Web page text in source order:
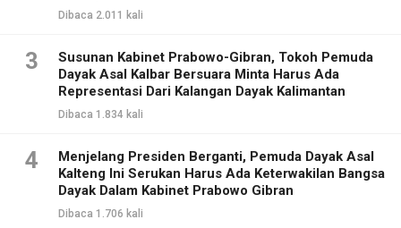
Dibaca 2.011 kali
3
Susunan Kabinet Prabowo-Gibran, Tokoh Pemuda
Dayak Asal Kalbar Bersuara Minta Harus Ada
Representasi Dari Kalangan Dayak Kalimantan
Dibaca 1.834 kali
4
Menjelang Presiden Berganti, Pemuda Dayak Asal
Kalteng Ini Serukan Harus Ada Keterwakilan Bangsa
Dayak Dalam Kabinet Prabowo Gibran
Dibaca 1.706 kali